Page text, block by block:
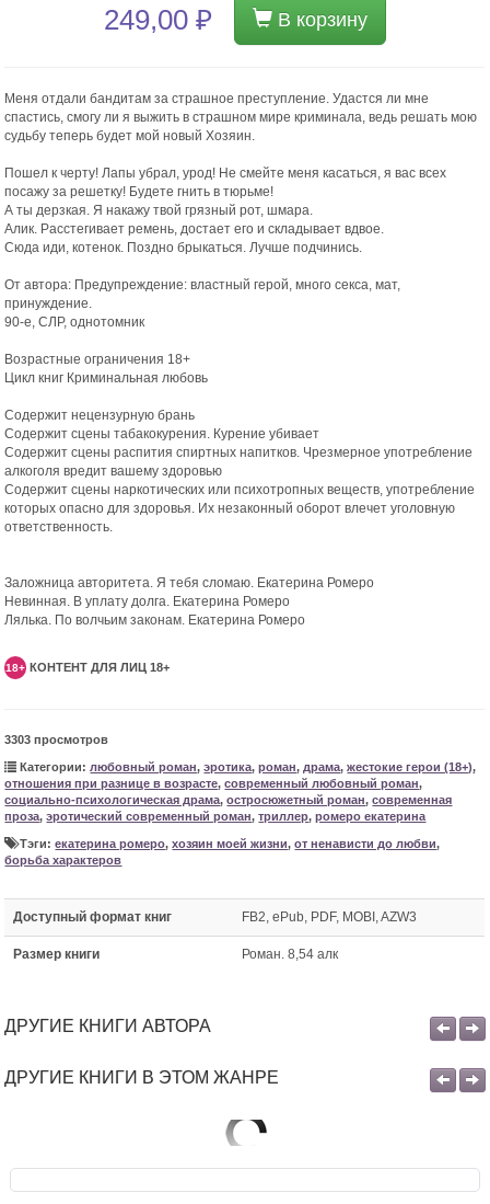
249,00 ₽ В корзину
Меня отдали бандитам за страшное преступление. Удастся ли мне
спастись, смогу ли я выжить в страшном мире криминала, ведь решать мою
судьбу теперь будет мой новый Хозяин.
Пошел к черту! Лапы убрал, урод! Не смейте меня касаться, я вас всех
посажу за решетку! Будете гнить в тюрьме!
А ты дерзкая. Я накажу твой грязный рот, шмара.
Алик. Расстегивает ремень, достает его и складывает вдвое.
Сюда иди, котенок. Поздно брыкаться. Лучше подчинись.
От автора: Предупреждение: властный герой, много секса, мат,
принуждение.
90-е, СЛР, однотомник
Возрастные ограничения 18+
Цикл книг Криминальная любовь
Содержит нецензурную брань
Содержит сцены табакокурения. Курение убивает
Содержит сцены распития спиртных напитков. Чрезмерное употребление
алкоголя вредит вашему здоровью
Содержит сцены наркотических или психотропных веществ, употребление
которых опасно для здоровья. Их незаконный оборот влечет уголовную
ответственность.
Заложница авторитета. Я тебя сломаю. Екатерина Ромеро
Невинная. В уплату долга. Екатерина Ромеро
Лялька. По волчьим законам. Екатерина Ромеро
18+ КОНТЕНТ ДЛЯ ЛИЦ 18+
3303 просмотров
Категории: любовный роман,эротика,роман, драма,жестокие герои (18+),
отношения при разнице в возрасте,современный любовный роман,
социально-психологическая драма,остросюжетный роман,современная
проза,эротический современный роман,триллер,ромеро екатерина
Тэги:екатерина ромеро,хозяин моей жизни,от ненависти до любви,
борьба характеров
Доступный формат книг FB2, ePub, PDF, MOBI, AZW3
Размер книги Роман. 8,54 алк
ДРУГИЕ КНИГИ АВТОРА
ДРУГИЕ КНИГИ В ЭТОМ ЖАНРЕ